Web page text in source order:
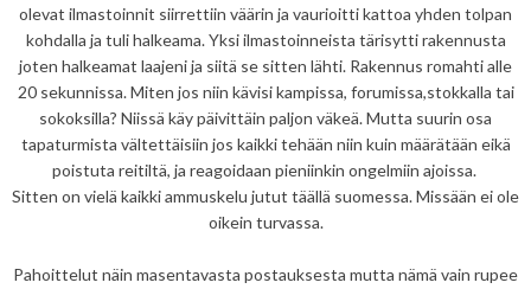
olevat ilmastoinnit siirrettiin väärin ja vaurioitti kattoa yhden tolpan
kohdalla ja tuli halkeama. Yksi ilmastoinneista tärisytti rakennusta
joten halkeamat laajeni ja siitä se sitten lähti. Rakennus romahti alle
20 sekunnissa. Miten jos niin kävisi kampissa, forumissa,stokkalla tai
sokoksilla? Niissä käy päivittäin paljon väkeä. Mutta suurin osa
tapaturmista vältettäisiin jos kaikki tehään niin kuin määrätään eikä
poistuta reitiltä, ja reagoidaan pieniinkin ongelmiin ajoissa.
Sitten on vielä kaikki ammuskelu jutut täällä suomessa. Missään ei ole
oikein turvassa.
Pahoittelut näin masentavasta postauksesta mutta nämä vain rupee